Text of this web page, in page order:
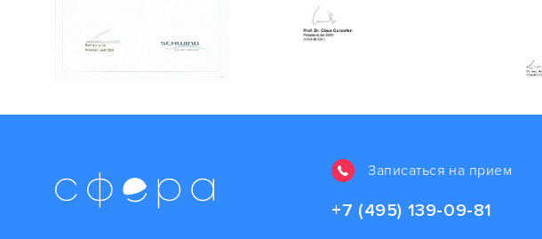
Записаться на прием
+7 (495) 139-09-81